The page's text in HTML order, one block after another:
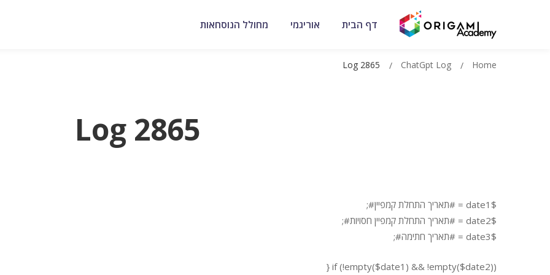
דף הבית אוריגמי מחולל הנוסחאות
Log 2865
Home
ChatGpt Log
Log 2865
$date1 = #תאריך התחלת קמפיין#;
$date2 = #תאריך התחלת קמפיין חסויות#;
$date3 = #תאריך חתימה#;
if (!empty($date1) && !empty($date2)) {